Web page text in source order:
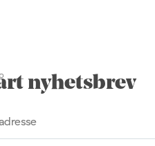
nyhetsbrev